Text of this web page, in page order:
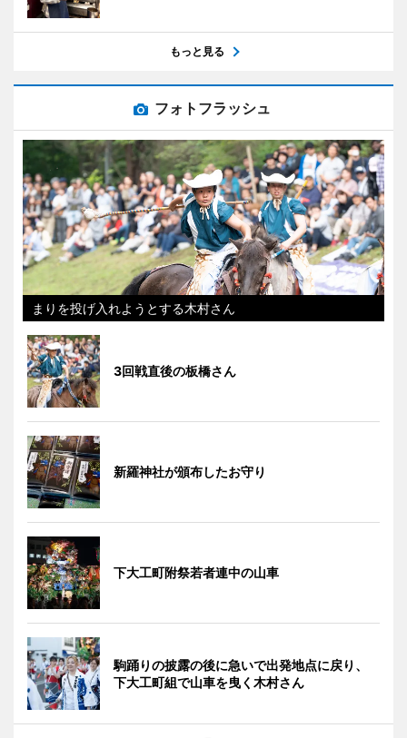
もっと見る
フォトフラッシュ
まりを投げ入れようとする木村さん
3回戦直後の板橋さん
新羅神社が頒布したお守り
下大工町附祭若者連中の山車
駒踊りの披露の後に急いで出発地点に戻り、
下大工町組で山車を曳く木村さん